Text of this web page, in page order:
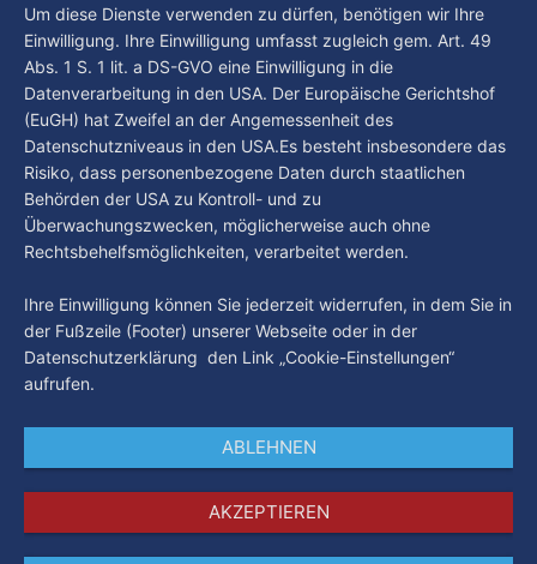
in unserer Stadt an? Fragen, die von Montag bis Freitag LIVE
um 18 Uhr beantwortet werden - auf YouTube und im TV.
By Luca Kimmel 5. Aug. 2026
Um diese Dienste verwenden zu dürfen, benötigen wir Ihre
Einwilligung. Ihre Einwilligung umfasst zugleich gem. Art. 49
Abs. 1 S. 1 lit. a DS-GVO eine Einwilligung in die
Datenverarbeitung in den USA. Der Europäische Gerichtshof
(EuGH) hat Zweifel an der Angemessenheit des
Datenschutzniveaus in den USA.Es besteht insbesondere das
Risiko, dass personenbezogene Daten durch staatlichen
Behörden der USA zu Kontroll- und zu
Überwachungszwecken, möglicherweise auch ohne
Rechtsbehelfsmöglichkeiten, verarbeitet werden.
Ihre Einwilligung können Sie jederzeit widerrufen, in dem Sie in
der Fußzeile (Footer) unserer Webseite oder in der
Datenschutzerklärung den Link „Cookie-Einstellungen“
aufrufen.
ABLEHNEN
AKZEPTIEREN